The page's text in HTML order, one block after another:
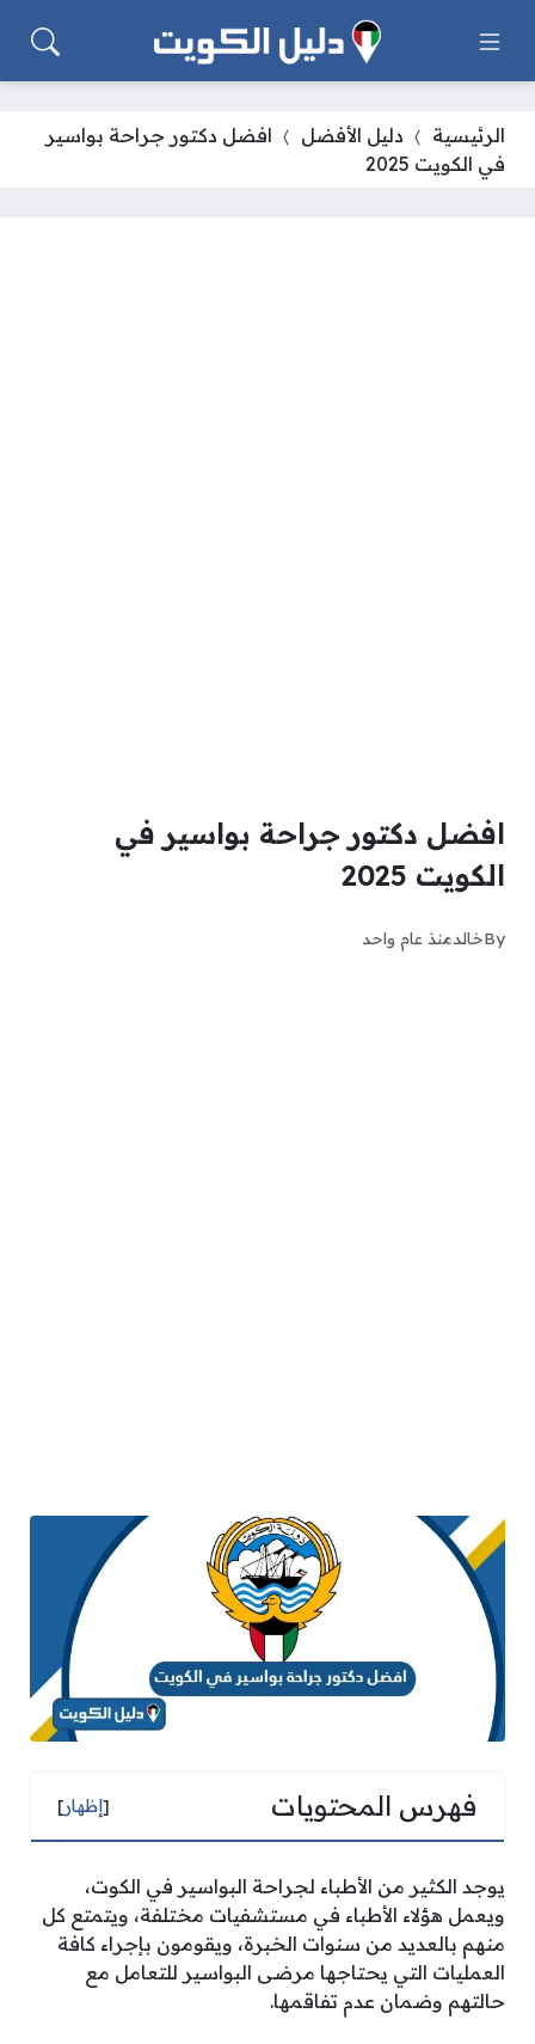
الرئيسية دليل الأفضل
افضل دكتور جراحة بواسير
في الكويت 2025
افضل دكتور جراحة بواسير في
الكويت 2025
Byخالدمنذ عام واحد
فهرس المحتويات [إظهار]
يوجد الكثير من الأطباء لجراحة البواسير في الكوت،
ويعمل هؤلاء الأطباء في مستشفيات مختلفة، ويتمتع كل
منهم بالعديد من سنوات الخبرة، ويقومون بإجراء كافة
العمليات التي يحتاجها مرضى البواسير للتعامل مع
حالتهم وضمان عدم تفاقمها.